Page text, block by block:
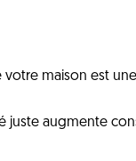
maison est
juste augmente